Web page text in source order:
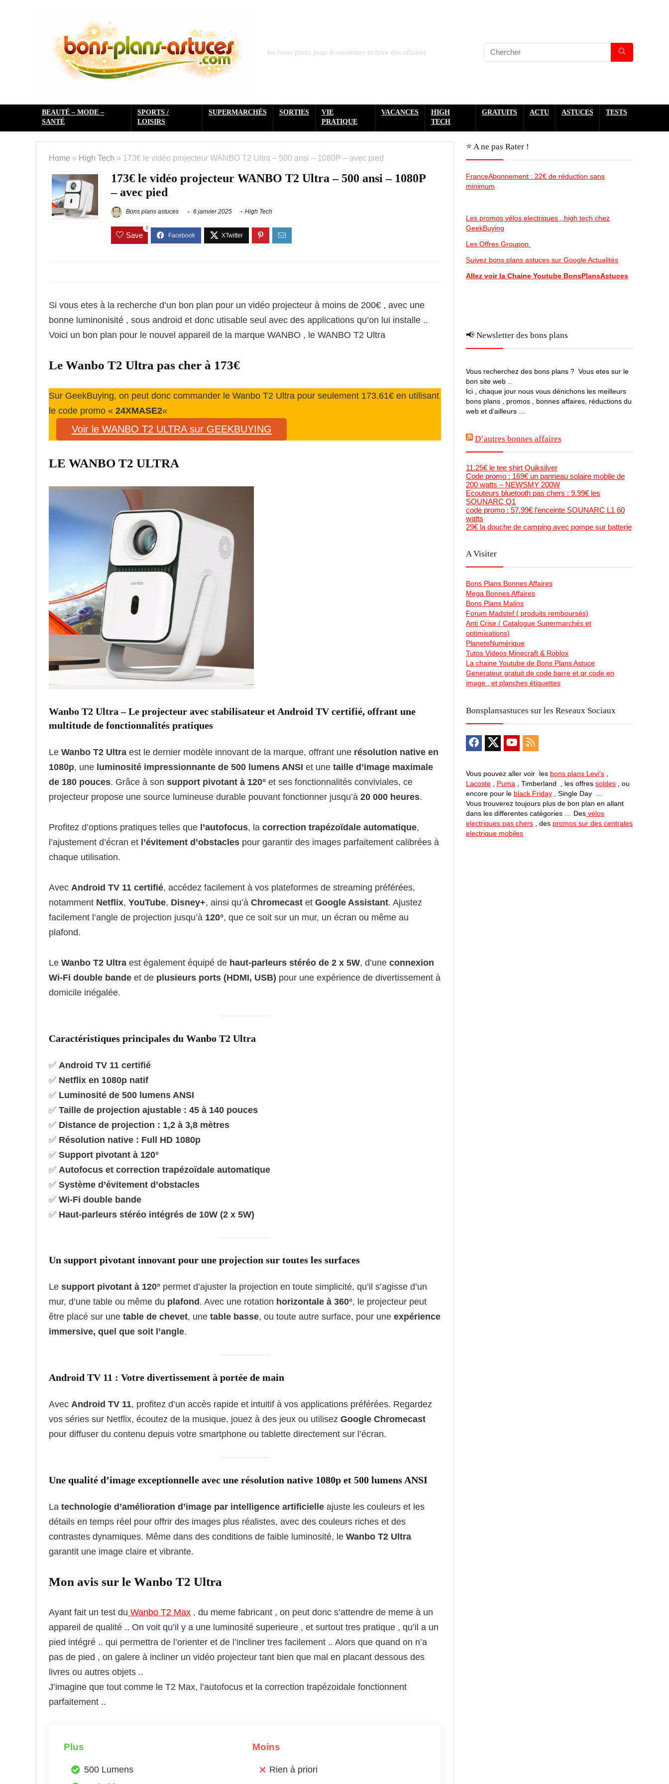
les bons plans pour économiser et faire des affaires
BEAUTÉ – MODE –
SANTÉ
SPORTS /
LOISIRS
SUPERMARCHÉS SORTIES
VIE
PRATIQUE
VACANCES
HIGH
TECH
GRATUITS ACTU ASTUCES TESTS
Home » High Tech » 173€ le vidéo projecteur WANBO T2 Ultra – 500 ansi – 1080P – avec pied
173€ le vidéo projecteur WANBO T2 Ultra – 500 ansi – 1080P
– avec pied
Bons plans astuces 6 janvier 2025 High Tech
Save
0
Si vous etes à la recherche d’un bon plan pour un vidéo projecteur à moins de 200€ , avec une
bonne luminonisité , sous android et donc utisable seul avec des applications qu’on lui installe ..
Voici un bon plan pour le nouvel appareil de la marque WANBO , le WANBO T2 Ultra
Le Wanbo T2 Ultra pas cher à 173€
Sur GeekBuying, on peut donc commander le Wanbo T2 Ultra pour seulement 173.61€ en utilisant
le code promo « 24XMASE2«
Voir le WANBO T2 ULTRA sur GEEKBUYING
LE WANBO T2 ULTRA
Wanbo T2 Ultra – Le projecteur avec stabilisateur et Android TV certifié, offrant une
multitude de fonctionnalités pratiques
Le Wanbo T2 Ultra est le dernier modèle innovant de la marque, offrant une résolution native en
1080p, une luminosité impressionnante de 500 lumens ANSI et une taille d’image maximale
de 180 pouces. Grâce à son support pivotant à 120° et ses fonctionnalités conviviales, ce
projecteur propose une source lumineuse durable pouvant fonctionner jusqu’à 20 000 heures.
Profitez d’options pratiques telles que l’autofocus, la correction trapézoïdale automatique,
l’ajustement d’écran et l’évitement d’obstacles pour garantir des images parfaitement calibrées à
chaque utilisation.
Avec Android TV 11 certifié, accédez facilement à vos plateformes de streaming préférées,
notamment Netflix, YouTube, Disney+, ainsi qu’à Chromecast et Google Assistant. Ajustez
facilement l’angle de projection jusqu’à 120°, que ce soit sur un mur, un écran ou même au
plafond.
Le Wanbo T2 Ultra est également équipé de haut-parleurs stéréo de 2 x 5W, d’une connexion
Wi-Fi double bande et de plusieurs ports (HDMI, USB) pour une expérience de divertissement à
domicile inégalée.
Caractéristiques principales du Wanbo T2 Ultra
✅ Android TV 11 certifié
✅ Netflix en 1080p natif
✅ Luminosité de 500 lumens ANSI
✅ Taille de projection ajustable : 45 à 140 pouces
✅ Distance de projection : 1,2 à 3,8 mètres
✅ Résolution native : Full HD 1080p
✅ Support pivotant à 120°
✅ Autofocus et correction trapézoïdale automatique
✅ Système d’évitement d’obstacles
✅ Wi-Fi double bande
✅ Haut-parleurs stéréo intégrés de 10W (2 x 5W)
Un support pivotant innovant pour une projection sur toutes les surfaces
Le support pivotant à 120° permet d’ajuster la projection en toute simplicité, qu’il s’agisse d’un
mur, d’une table ou même du plafond . Avec une rotation horizontale à 360°, le projecteur peut
être placé sur une table de chevet, une table basse, ou toute autre surface, pour une expérience
immersive, quel que soit l’angle.
Android TV 11 : Votre divertissement à portée de main
Avec Android TV 11, profitez d’un accès rapide et intuitif à vos applications préférées. Regardez
vos séries sur Netflix, écoutez de la musique, jouez à des jeux ou utilisez Google Chromecast
pour diffuser du contenu depuis votre smartphone ou tablette directement sur l’écran.
Une qualité d’image exceptionnelle avec une résolution native 1080p et 500 lumens ANSI
La technologie d’amélioration d’image par intelligence artificielle ajuste les couleurs et les
détails en temps réel pour offrir des images plus réalistes, avec des couleurs riches et des
contrastes dynamiques. Même dans des conditions de faible luminosité, le Wanbo T2 Ultra
garantit une image claire et vibrante.
Mon avis sur le Wanbo T2 Ultra
Ayant fait un test du Wanbo T2 Max , du meme fabricant , on peut donc s’attendre de meme à un
appareil de qualité .. On voit qu’il y a une luminosité superieure , et surtout tres pratique , qu’il a un
pied intégré .. qui permettra de l’orienter et de l’incliner tres facilement .. Alors que quand on n’a
pas de pied , on galere à incliner un vidéo projecteur tant bien que mal en placant dessous des
livres ou autres objets ..
J’imagine que tout comme le T2 Max, l’autofocus et la correction trapézoidale fonctionnent
parfaitement ..
Plus
500 Lumens
Moins
Rien à priori
⭐️ A ne pas Rater !
FranceAbonnement : 22€ de réduction sans
minimum
Les promos vélos electriques , high tech chez
GeekBuying
Les Offres Groupon
Suivez bons plans astuces sur Google Actualités
Allez voir la Chaine Youtube BonsPlansAstuces
📢 Newsletter des bons plans
Vous recherchez des bons plans ? Vous etes sur le
bon site web ..
Ici , chaque jour nous vous dénichons les meilleurs
bons plans , promos , bonnes affaires, réductions du
web et d’ailleurs …
D’autres bonnes affaires
11.25€ le tee shirt Quiksilver
Code promo : 169€ un panneau solaire mobile de
200 watts – NEWSMY 200W
Ecouteurs bluetooth pas chers : 9.99€ les
SOUNARC Q1
code promo : 57.99€ l’enceinte SOUNARC L1 60
watts
29€ la douche de camping avec pompe sur batterie
A Visiter
Bons Plans Bonnes Affaires
Mega Bonnes Affaires
Bons Plans Malins
Forum Madstef ( produits remboursés)
Anti Crise ( Catalogue Supermarchés et
optimisations)
PlaneteNumérique
Tutos Videos Minecraft & Roblox
La chaine Youtube de Bons Plans Astuce
Generateur gratuit de code barre et qr code en
image , et planches étiquettes
Bonsplansastuces sur les Reseaux Sociaux
Vous pouvez aller voir les bons plans Levi’s
Lacoste
Puma , Timberland , les offres soldes , ou
encore pour le black Friday , Single Day …
Vous trouverez toujours plus de bon plan en allant
dans les differentes catégories … Des vélos
electriques pas chers , des promos sur des centrales
electrique mobiles